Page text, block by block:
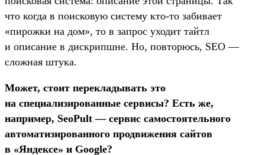
что когда в поисковую систему кто-то забивает
«пирожки на дом», то в запрос уходит тайтл
и описание в дискрипшне. Но, повторюсь, SEO —
сложная штука.
Может, стоит перекладывать это
на специализированные сервисы? Есть же,
например, SeoPult — сервис самостоятельного
автоматизированного продвижения сайтов
в «Яндексе» и Google?